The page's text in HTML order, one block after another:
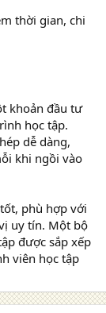
thời gian, chi
khoản đầu tư
học tập.
dễ dàng,
khi ngồi vào
phù hợp với
uy tín. Một bộ
được sắp xếp
viên học tập